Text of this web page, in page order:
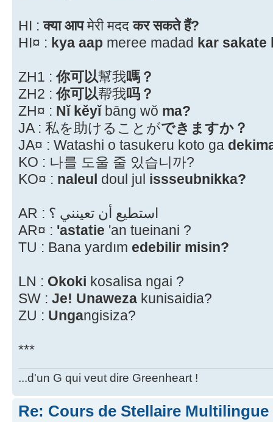
HI :क्या आपमेरी मददकर सकते हैं?
HI¤ : kya aap meree madad kar sakate
ZH1 :你可以幫我嗎？
ZH2 :你可以帮我吗？
ZH¤ : Nǐ kěyǐbāng wǒ ma?
JA : 私を助けることができますか？
JA¤ : Watashi o tasukeru koto ga
KO : 나를 도울 줄 있습니까?
KO¤ : naleul doul jul issseubnikka?
AR : استطيع أن تعينني ؟
AR¤ : 'astatie 'an tueinani ?
TU : Bana yardım edebilir misin?
LN : Okoki kosalisa ngai ?
SW : Je! Unaweza kunisaidia?
ZU : Ungangisiza?
***
...d'un G qui veut dire Greenheart !
Re: Cours de Stellaire